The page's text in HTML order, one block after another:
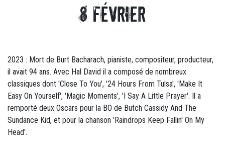
8 Février
2023 : Mort de Burt Bacharach, pianiste, compositeur, producteur,
il avait 94 ans. Avec Hal David il a composé de nombreux
classiques dont 'Close To You', '24 Hours From Tulsa', 'Make It
Easy On Yourself', 'Magic Moments', 'I Say A Little Prayer'. Il a
remporté deux Oscars pour la BO de Butch Cassidy And The
Sundance Kid, et pour la chanson 'Raindrops Keep Fallin' On My
Head'.